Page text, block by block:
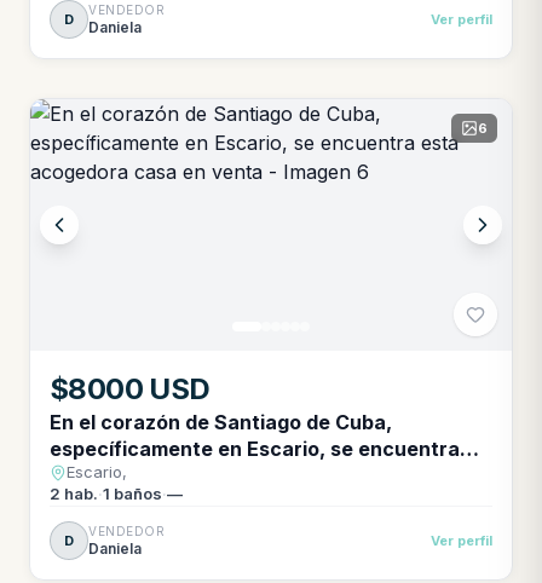
D
VENDEDOR
Daniela Ver perfil
6
$8000 USD
En el corazón de Santiago de Cuba,
específicamente en Escario, se encuentra
esta acogedora casa en venta
Escario,
2 hab.·1 baños·—
D
VENDEDOR
Daniela Ver perfil